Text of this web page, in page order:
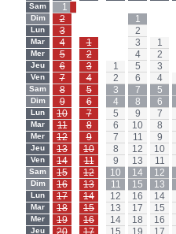
Sam
Dim
Lun
Mar
Mer
Jeu
Ven
Sam
Dim
Lun
Mar
Mer
Jeu
Ven
Sam
Dim
Lun
Mar
Mer
Jeu
1
2
3
4
5
6
7
8
9
10
11
12
13
14
15
16
17
18
19
20
1
2
3
4
5
6
7
8
9
10
11
12
13
14
15
16
17
1
2
3
4
5
6
7
8
9
10
11
12
13
14
15
1
2
3
4
5
6
7
8
9
10
11
12
13
14
15
16
17
18
19
1
2
3
4
5
6
7
8
9
10
11
12
13
14
15
16
17